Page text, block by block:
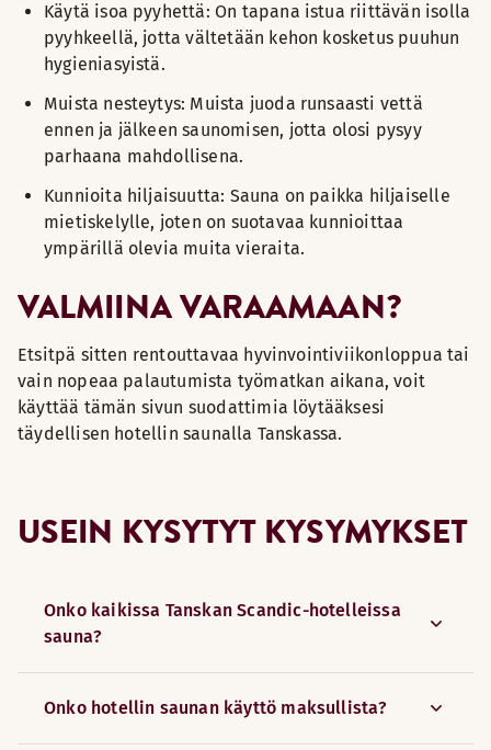
Käytä isoa pyyhettä: On tapana istua riittävän isolla
pyyhkeellä, jotta vältetään kehon kosketus puuhun
hygieniasyistä.
Muista nesteytys: Muista juoda runsaasti vettä
ennen ja jälkeen saunomisen, jotta olosi pysyy
parhaana mahdollisena.
Kunnioita hiljaisuutta: Sauna on paikka hiljaiselle
mietiskelylle, joten on suotavaa kunnioittaa
ympärillä olevia muita vieraita.
VALMIINA VARAAMAAN?
Etsitpä sitten rentouttavaa hyvinvointiviikonloppua tai
vain nopeaa palautumista työmatkan aikana, voit
käyttää tämän sivun suodattimia löytääksesi
täydellisen hotellin saunalla Tanskassa.
USEIN KYSYTYT KYSYMYKSET
Onko kaikissa Tanskan Scandic-hotelleissa
sauna?
Onko hotellin saunan käyttö maksullista?